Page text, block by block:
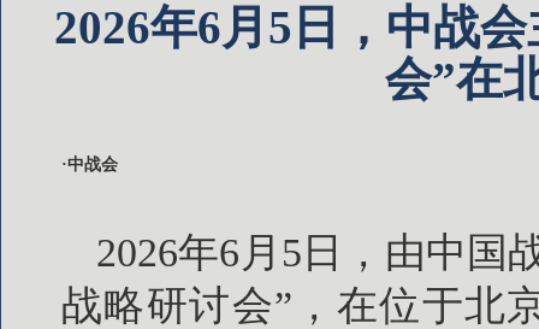
2026年6月5日，中战
会”在
·中战会
2026年6月5日，由中国
战略研讨会”，在位于北